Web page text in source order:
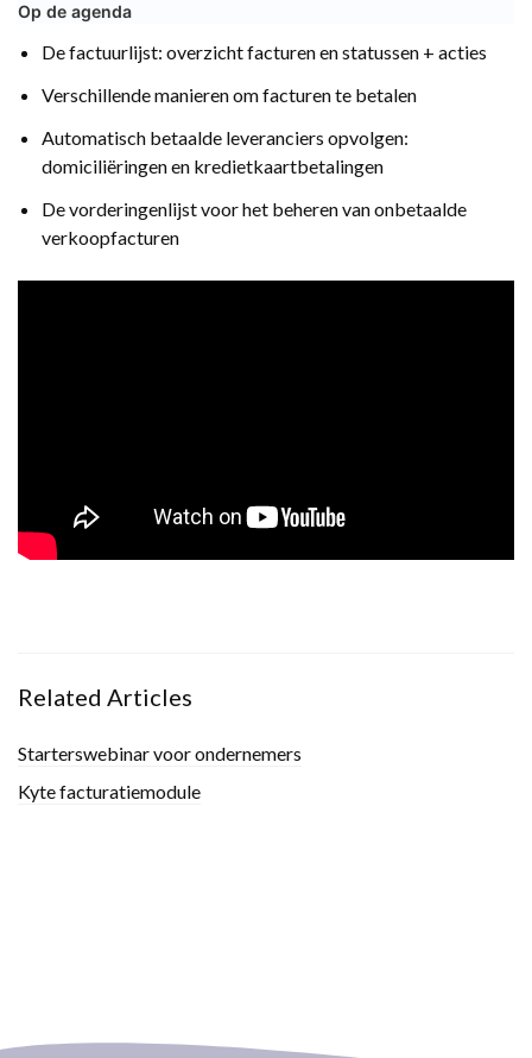
Op de agenda
De factuurlijst: overzicht facturen en statussen + acties
Verschillende manieren om facturen te betalen
Automatisch betaalde leveranciers opvolgen:
domiciliëringen en kredietkaartbetalingen
De vorderingenlijst voor het beheren van onbetaalde
verkoopfacturen
Related Articles
Starterswebinar voor ondernemers
Kyte facturatiemodule